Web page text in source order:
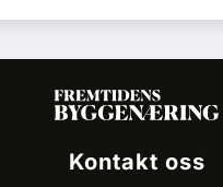
Kontakt oss